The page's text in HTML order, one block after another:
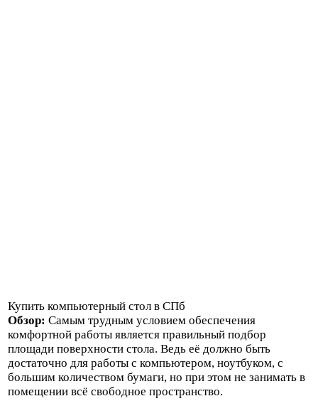
Купить компьютерный стол в СПб
Обзор: Самым трудным условием обеспечения
комфортной работы является правильный подбор
площади поверхности стола. Ведь её должно быть
достаточно для работы с компьютером, ноутбуком, с
большим количеством бумаги, но при этом не занимать в
помещении всё свободное пространство.